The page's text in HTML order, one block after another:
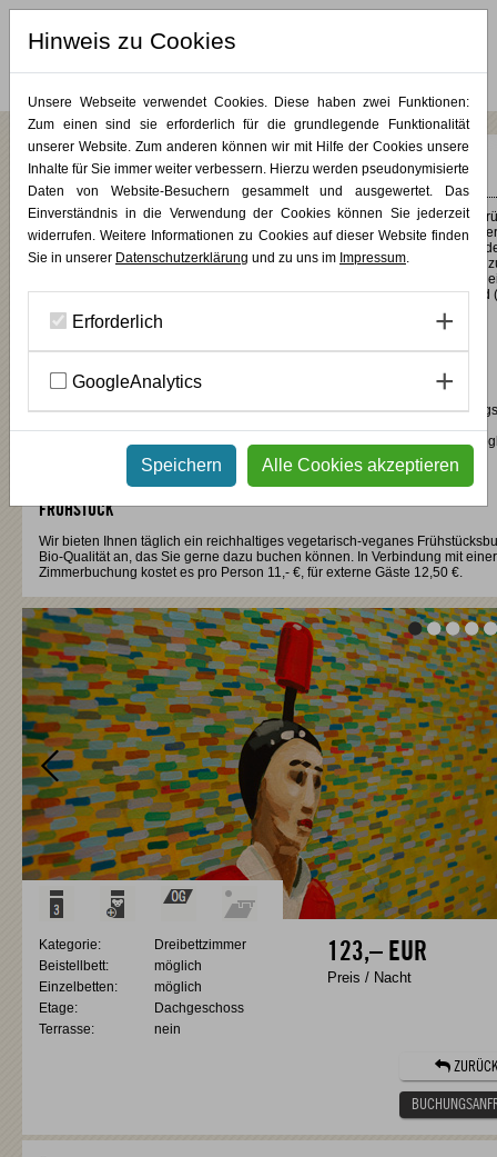
MERKLISTE (0)
Zimmer 22
Der Traum jedes Fußballfans: Eine Fußballwand. In roten Trikots und auf
gelbem Grund schauen die Kicker auf das Bett. Der Künstler Sven
es gestaltet und dort Jungenträume wahrwerden lassen. Im Gegensatz zu
bunten Wand nehmen sich die schlichten Holzmöbel dieses Zimmers sehr
und lenken den Blick auf das Wesentliche. Das Zimmer ist ausgestattet mit
Schreibtisch und Einbauschrank sowie TV, W-LAN und einem eigenen Bad
Dusche/WC).
Der Künstler und Kommunikationsdesigner Sven Büngener ist Dozent am
Weiterbildungszentrum Alanus Werkhaus, u. a. für den
weitere Kunstkurse. Als freier Künstler und Illustrator stellte er bereits in
Erkrath, Trier und Düsseldorf aus.
FRÜHSTÜCK
Wir bieten Ihnen täglich ein reichhaltiges vegetarisch-veganes
Bio-Qualität an, das Sie gerne dazu buchen können. In Verbindung mit einer
Zimmerbuchung kostet es pro Person 11,- €, für externe Gäste 12,50 €.
Vor
Vor
Kategorie:
Dreibettzimmer
Beistellbett:
möglich
Einzelbetten:
möglich
Etage:
Dachgeschoss
Terrasse:
nein
123,– EUR
Preis / Nacht
ZURÜCK
Hinweis zu Cookies
Unsere Webseite verwendet Cookies. Diese haben zwei Funktionen:
Zum einen sind sie erforderlich für die grundlegende Funktionalität
unserer Website. Zum anderen können wir mit Hilfe der Cookies unsere
Inhalte für Sie immer weiter verbessern. Hierzu werden pseudonymisierte
Daten von Website-Besuchern gesammelt und ausgewertet. Das
Einverständnis in die Verwendung der Cookies können Sie jederzeit
widerrufen. Weitere Informationen zu Cookies auf dieser Website finden
Sie in unserer Datenschutzerklärung und zu uns im Impressum.
Erforderlich
GoogleAnalytics
Speichern Alle Cookies akzeptieren